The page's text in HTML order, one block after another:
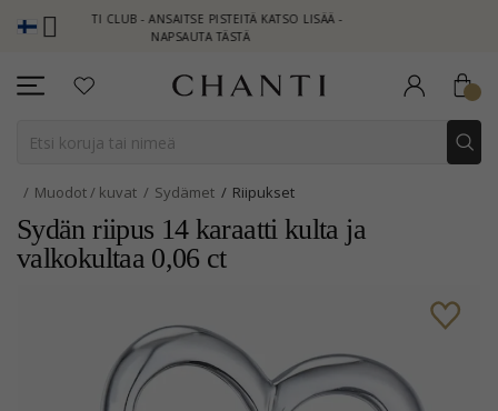
CLUB - ANSAITSE PISTEITÄ KATSO LISÄÄ -
NAPSAUTA TÄSTÄ
Muodot / kuvat Sydämet Riipukset
Sydän riipus 14 karaatti kulta ja
valkokultaa 0,06 ct